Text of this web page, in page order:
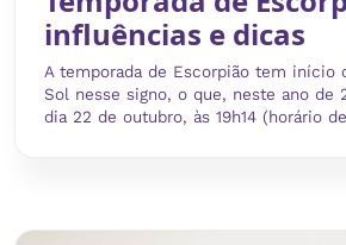
influências e dicas
A temporada de Escorpião tem início
Sol nesse signo, o que, neste ano de
dia 22 de outubro, às 19h14 (horário